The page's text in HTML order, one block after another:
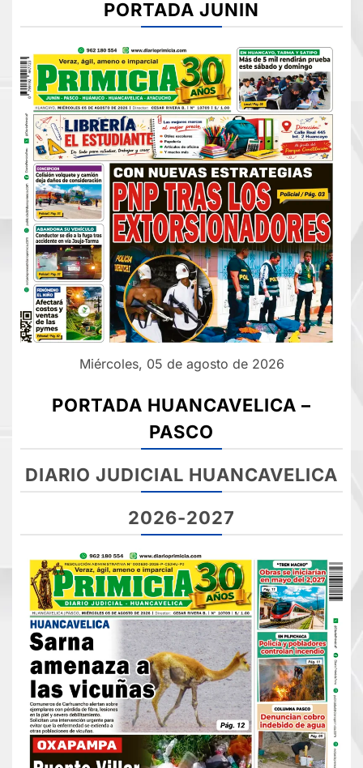
PORTADA JUNIN
Miércoles, 05 de agosto de 2026
PORTADA HUANCAVELICA –
PASCO
DIARIO JUDICIAL HUANCAVELICA
2026-2027